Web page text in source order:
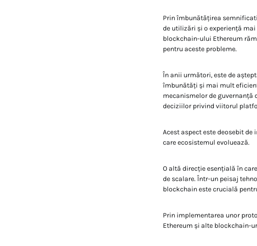
Prin îmbunătățirea
de utilizări și o experiență
blockchain-ului Ethereum
pentru aceste probleme.
În anii următori, este de
îmbunătăți și mai mult
mecanismelor de guvernanță
deciziilor privind viitorul
Acest aspect este deosebit
care ecosistemul evoluează.
O altă direcție esențială în
de scalare. Într-un peisaj
blockchain este crucială
Prin implementarea unor
Ethereum și alte blockchain-